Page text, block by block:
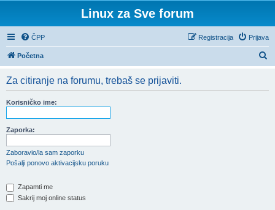
Linux za Sve forum
ČPP Prijava
Registracija
Početna
Za citiranje na forumu, trebaš se prijaviti.
Korisničko ime:
Zaporka:
Zaboravio/la sam zaporku
Pošalji ponovo aktivacijsku poruku
Zapamti me
Sakrij moj online status